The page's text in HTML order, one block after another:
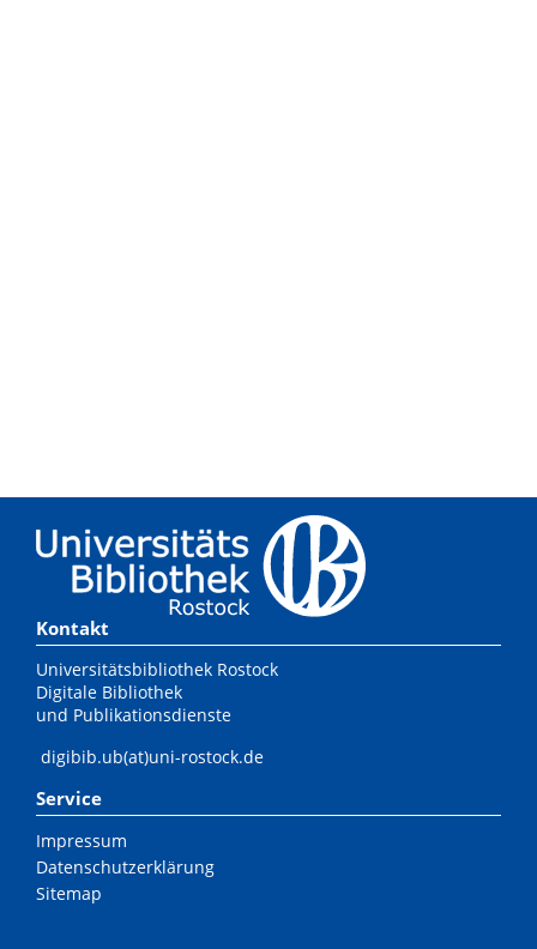
Kontakt
Universitätsbibliothek Rostock
Digitale Bibliothek
und Publikationsdienste
digibib.ub(at)uni-rostock.de
Service
Impressum
Datenschutzerklärung
Sitemap